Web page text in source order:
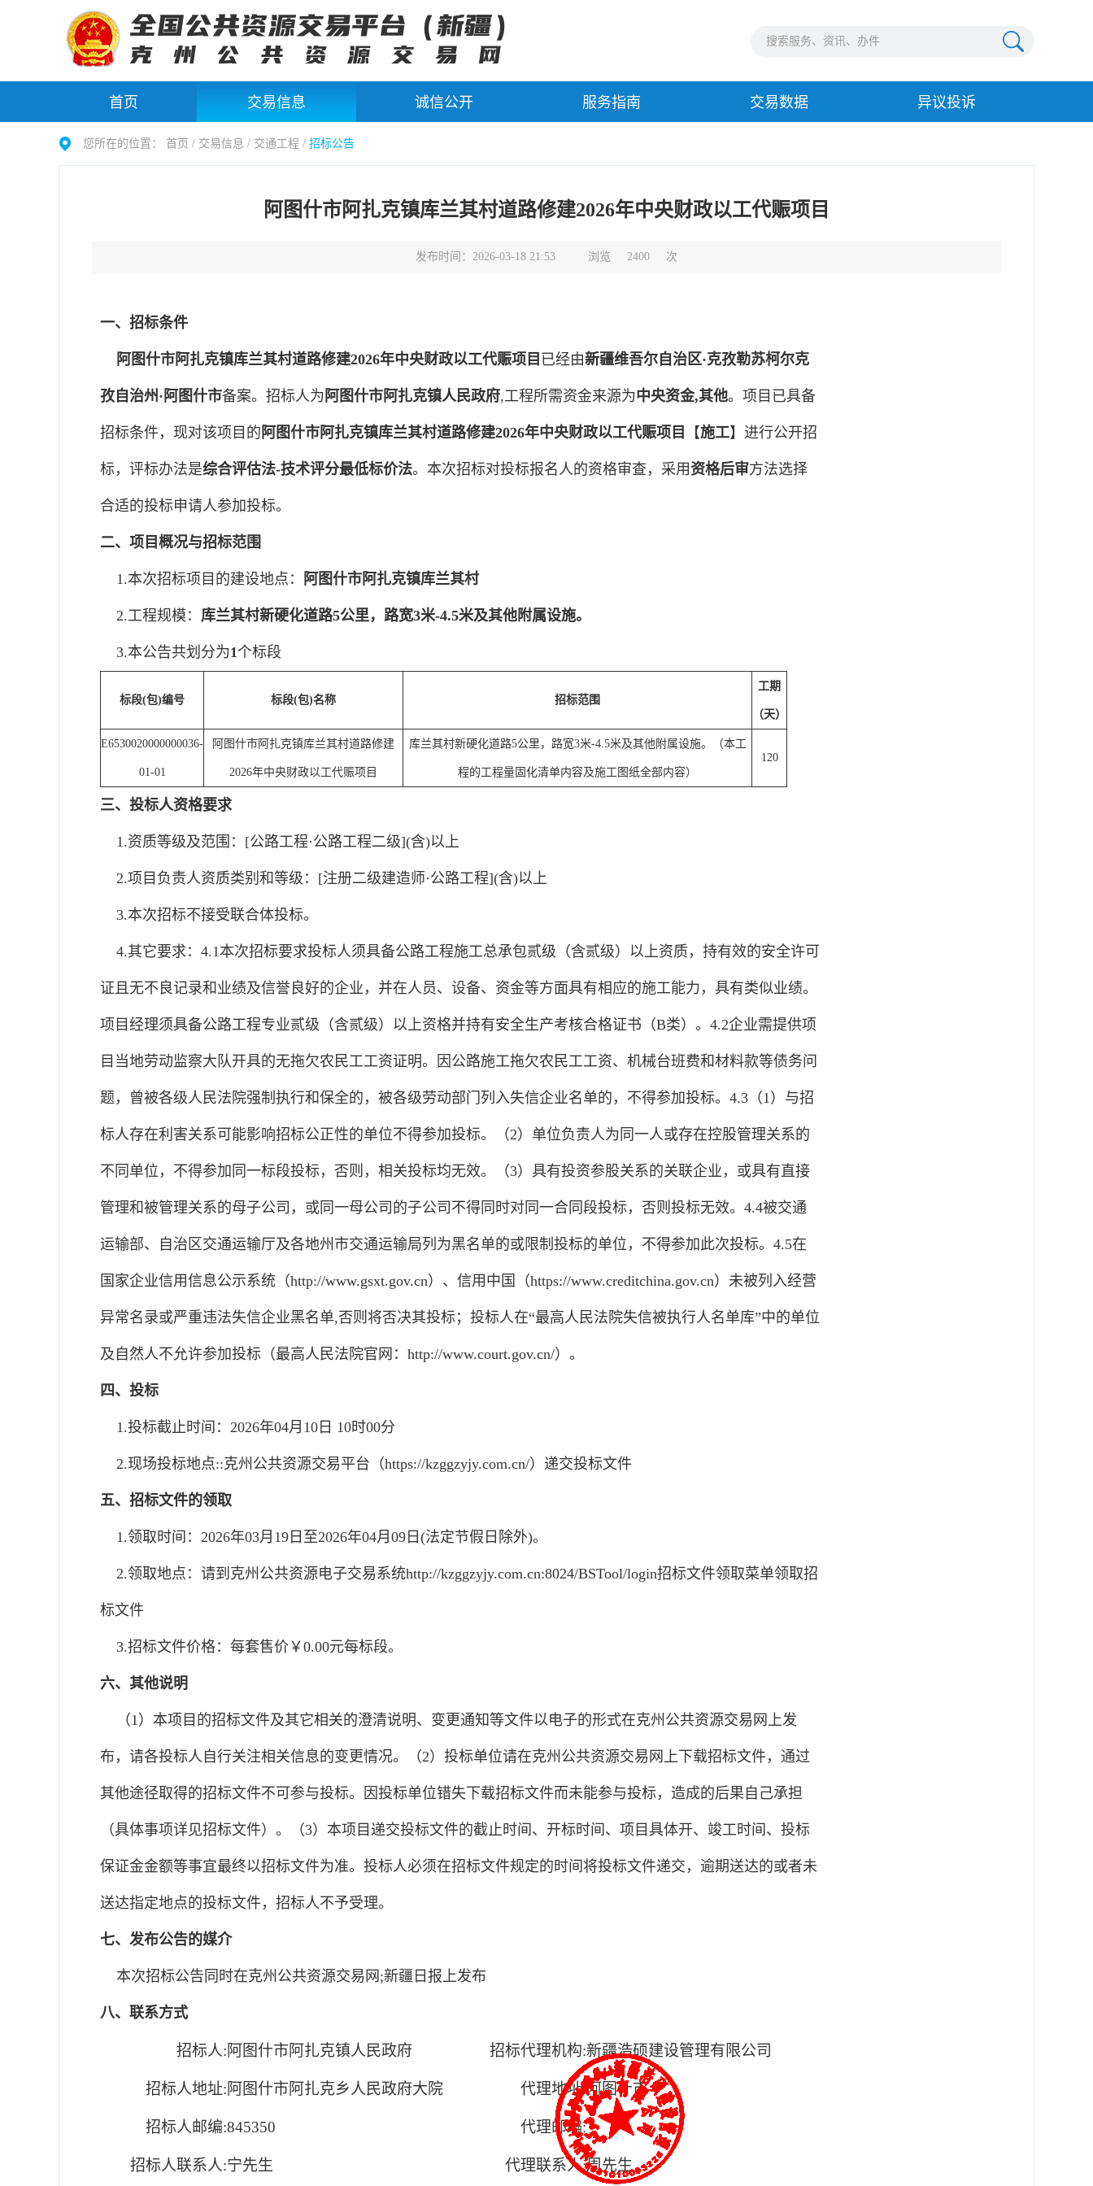
首页 交易信息 诚信公开 服务指南 交易数据 异议投诉
您所在的位置： 首页 / 交易信息 / 交通工程 / 招标公告
阿图什市阿扎克镇库兰其村道路修建2026年中央财政以工代赈项目
发布时间：2026-03-18 21:53 浏览 2400 次
一、招标条件
阿图什市阿扎克镇库兰其村道路修建2026年中央财政以工代赈项目 已经由新疆维吾尔自治区·克孜勒苏柯尔克
孜自治州·阿图什市备案。招标人为 阿图什市阿扎克镇人民政府,工程所需资金来源为中央资金,其他。项目已具备
招标条件，现对该项目的 阿图什市阿扎克镇库兰其村道路修建2026年中央财政以工代赈项目 【施工】进行公开招
标，评标办法是综合评估法-技术评分最低标价法。本次招标对投标报名人的资格审查，采用 资格后审方法选择
合适的投标申请人参加投标。
二、项目概况与招标范围
1.本次招标项目的建设地点： 阿图什市阿扎克镇库兰其村
2.工程规模： 库兰其村新硬化道路5公里，路宽3米-4.5米及其他附属设施。
3.本公告共划分为1个标段
标段(包)编号 标段(包)名称 招标范围
工期
（天）
E6530020000000036-
01-01
阿图什市阿扎克镇库兰其村道路修建
2026年中央财政以工代赈项目
库兰其村新硬化道路5公里，路宽3米-4.5米及其他附属设施。（本工
程的工程量固化清单内容及施工图纸全部内容）
120
三、投标人资格要求
1.资质等级及范围：[公路工程·公路工程二级](含)以上
2.项目负责人资质类别和等级：[注册二级建造师·公路工程](含)以上
3.本次招标不接受联合体投标。
4.其它要求：4.1本次招标要求投标人须具备公路工程施工总承包贰级（含贰级）以上资质，持有效的安全许可
证且无不良记录和业绩及信誉良好的企业，并在人员、设备、资金等方面具有相应的施工能力，具有类似业绩。
项目经理须具备公路工程专业贰级（含贰级）以上资格并持有安全生产考核合格证书（B类）。4.2企业需提供项
目当地劳动监察大队开具的无拖欠农民工工资证明。因公路施工拖欠农民工工资、机械台班费和材料款等债务问
题，曾被各级人民法院强制执行和保全的，被各级劳动部门列入失信企业名单的，不得参加投标。4.3（1）与招
标人存在利害关系可能影响招标公正性的单位不得参加投标。（2）单位负责人为同一人或存在控股管理关系的
不同单位，不得参加同一标段投标，否则，相关投标均无效。（3）具有投资参股关系的关联企业，或具有直接
管理和被管理关系的母子公司，或同一母公司的子公司不得同时对同一合同段投标，否则投标无效。4.4被交通
运输部、自治区交通运输厅及各地州市交通运输局列为黑名单的或限制投标的单位，不得参加此次投标。4.5在
国家企业信用信息公示系统（http://www.gsxt.gov.cn）、信用中国（https://www.creditchina.gov.cn）未被列入经营
异常名录或严重违法失信企业黑名单,否则将否决其投标；投标人在“最高人民法院失信被执行人名单库”中的单位
及自然人不允许参加投标（最高人民法院官网：http://www.court.gov.cn/）。
四、投标
1.投标截止时间：2026年04月10日 10时00分
2.现场投标地点::克州公共资源交易平台（https://kzggzyjy.com.cn/）递交投标文件
五、招标文件的领取
1.领取时间：2026年03月19日至2026年04月09日(法定节假日除外)。
2.领取地点：请到克州公共资源电子交易系统http://kzggzyjy.com.cn:8024/BSTool/login招标文件领取菜单领取招
标文件
3.招标文件价格：每套售价￥0.00元每标段。
六、其他说明
（1）本项目的招标文件及其它相关的澄清说明、变更通知等文件以电子的形式在克州公共资源交易网上发
布，请各投标人自行关注相关信息的变更情况。（2）投标单位请在克州公共资源交易网上下载招标文件，通过
其他途径取得的招标文件不可参与投标。因投标单位错失下载招标文件而未能参与投标，造成的后果自己承担
（具体事项详见招标文件）。（3）本项目递交投标文件的截止时间、开标时间、项目具体开、竣工时间、投标
保证金金额等事宜最终以招标文件为准。投标人必须在招标文件规定的时间将投标文件递交，逾期送达的或者未
送达指定地点的投标文件，招标人不予受理。
七、发布公告的媒介
本次招标公告同时在克州公共资源交易网;新疆日报上发布
八、联系方式
招标人:阿图什市阿扎克镇人民政府 招标代理机构:新疆浩硕建设管理有限公司
招标人地址:阿图什市阿扎克乡人民政府大院 代理地址:阿图什市
招标人邮编:845350 代理邮编:
招标人联系人:宁先生 代理联系人:周先生